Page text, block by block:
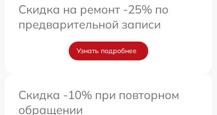
Скидка на ремонт -25% по
предварительной записи
Узнать подробнее
Скидка -10% при повторном
обращении